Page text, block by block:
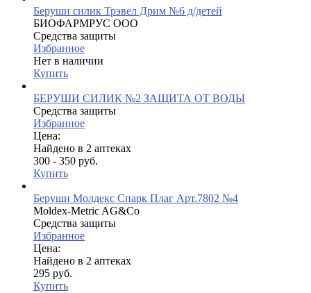
Беруши силик Трэвел Дрим №6 д/детей
БИОФАРМРУС ООО
Средства защиты
Избранное
Нет в наличии
Купить
БЕРУШИ СИЛИК №2 ЗАЩИТА ОТ ВОДЫ
Средства защиты
Избранное
Цена:
Найдено в 2 аптеках
300 - 350 руб.
Купить
Беруши Молдекс Спарк Плаг Арт.7802 №4
Moldex-Metric AG&Co
Средства защиты
Избранное
Цена:
Найдено в 2 аптеках
295 руб.
Купить